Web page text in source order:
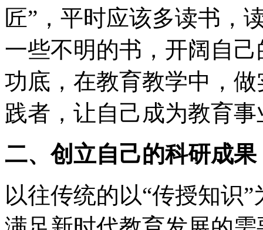
匠”，平时应该多读书，
一些不明的书，开阔自
功底，在教育教学中，
践者，让自己成为教育
二、创立自己的科研成果
以往传统的以“传授知识